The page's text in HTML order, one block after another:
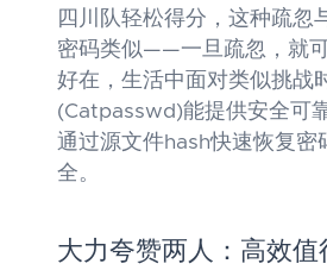
四川队轻松得分，这种疏忽
密码类似——一旦疏忽，就可
好在，生活中面对类似挑战
(Catpasswd)能提供安全可
通过源文件hash快速恢复密
全。
大力夸赞两人：高效值